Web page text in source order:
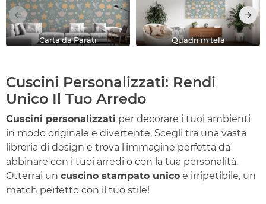
Carta da Parati Quadri in tela
Cuscini Personalizzati: Rendi
Unico Il Tuo Arredo
Cuscini personalizzati per decorare i tuoi ambienti
in modo originale e divertente. Scegli tra una vasta
libreria di design e trova l'immagine perfetta da
abbinare con i tuoi arredi o con la tua personalità.
Otterrai un cuscino stampato unico e irripetibile, un
match perfetto con il tuo stile!